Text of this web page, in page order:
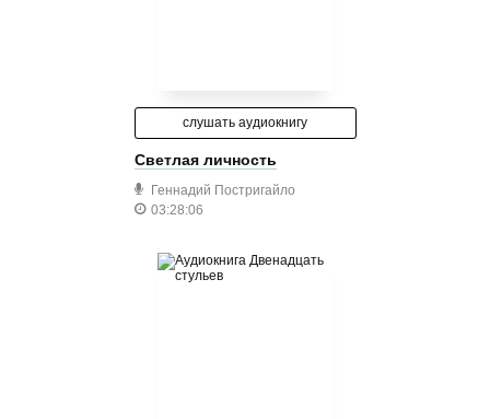
слушать аудиокнигу
Светлая личность
Геннадий Постригайло
03:28:06